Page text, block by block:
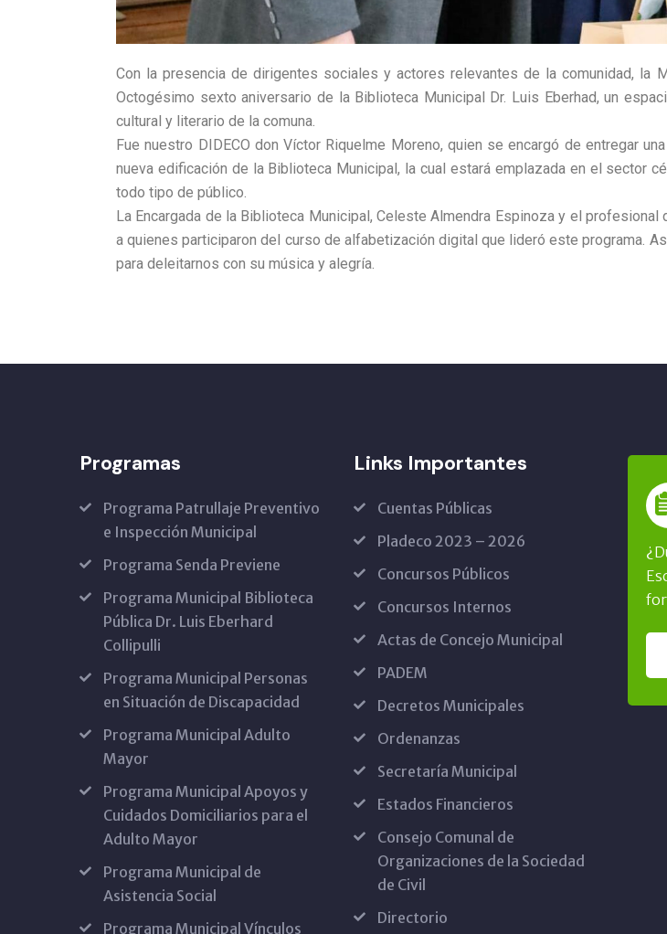
Con la presencia de dirigentes sociales y actores relevantes de la comunidad, la
Octogésimo sexto aniversario de la Biblioteca Municipal Dr. Luis Eberhad, un
cultural y literario de la comuna.
Fue nuestro DIDECO don Víctor Riquelme Moreno, quien se encargó de entregar
nueva edificación de la Biblioteca Municipal, la cual estará emplazada en el sector
todo tipo de público.
La Encargada de la Biblioteca Municipal, Celeste Almendra Espinoza y el
a quienes participaron del curso de alfabetización digital que lideró este programa.
para deleitarnos con su música y alegría.
Programas
Programa Patrullaje Preventivo
e Inspección Municipal
Programa Senda Previene
Programa Municipal Biblioteca
Pública Dr. Luis Eberhard
Collipulli
Programa Municipal Personas
en Situación de Discapacidad
Programa Municipal Adulto
Mayor
Programa Municipal Apoyos y
Cuidados Domiciliarios para el
Adulto Mayor
Programa Municipal de
Asistencia Social
Programa Municipal Vínculos
Links Importantes
Cuentas Públicas
Pladeco 2023 – 2026
Concursos Públicos
Concursos Internos
Actas de Concejo Municipal
PADEM
Decretos Municipales
Ordenanzas
Secretaría Municipal
Estados Financieros
Consejo Comunal de
Organizaciones de la Sociedad
de Civil
Directorio